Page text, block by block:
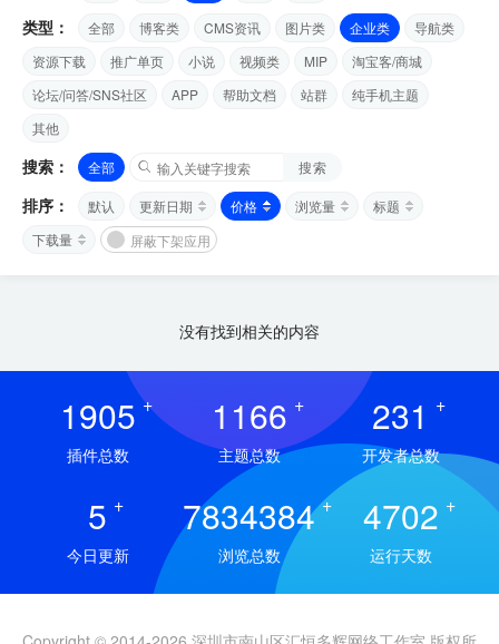
类型： 全部 博客类 CMS资讯 图片类 企业类
导航类
资源下载
推广单页 小说 视频类 MIP
淘宝客/商城
论坛/问答/SNS社区
APP 帮助文档 站群
纯手机主题
其他
搜索： 全部 搜索
排序： 默认 更新日期 价格 浏览量
标题
下载量
屏蔽下架应用
没有找到相关的内容
1905 +
插件总数
1166 +
主题总数
231 +
开发者总数
5 +
今日更新
7834384 +
浏览总数
4702 +
运行天数